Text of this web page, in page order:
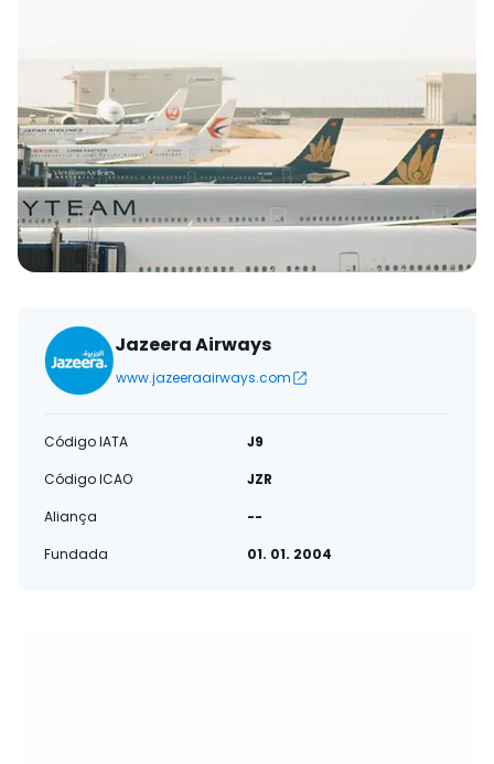
Jazeera Airways
www.jazeeraairways.com
Código IATA
J9
Código ICAO
JZR
Aliança
--
Fundada
01. 01. 2004